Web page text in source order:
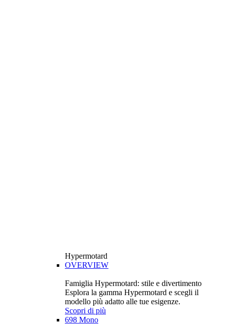
Hypermotard
OVERVIEW
Famiglia Hypermotard: stile e divertimento
Esplora la gamma Hypermotard e scegli il
modello più adatto alle tue esigenze.
Scopri di più
698 Mono